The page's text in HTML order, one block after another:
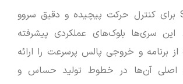
سری SV و SV2 برای کنترل حرکت پیچیده و دقیق سروو
این سری‌ها بلوک‌های عملکردی پیشرفته
برنامه و خروجی پالس پرسرعت را ارائه
اصلی آن‌ها در خطوط تولید حساس و